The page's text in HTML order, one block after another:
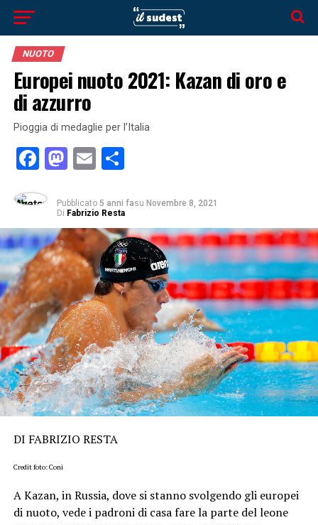
NUOTO
Europei nuoto 2021: Kazan di oro e
di azzurro
Pioggia di medaglie per l’Italia
Facebook
Mastodon
EmailCondividi
Pubblicato 5 anni fasu Novembre 8, 2021
Di Fabrizio Resta
DI FABRIZIO RESTA
Credit foto: Coni
A Kazan, in Russia, dove si stanno svolgendo gli europei
di nuoto, vede i padroni di casa fare la parte del leone